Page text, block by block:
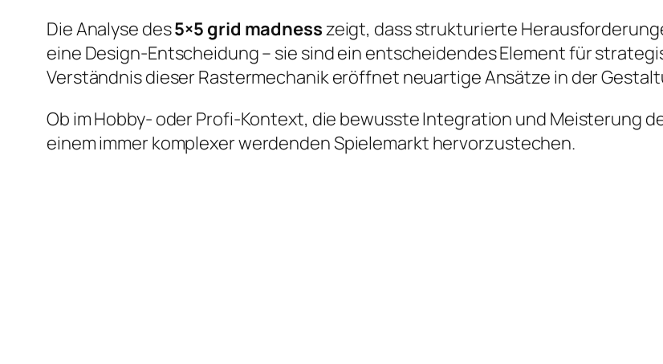
Die Analyse des5×5 grid madnesszeigt, dass strukturierte
eine Design-Entscheidung – sie sind ein entscheidendes Element für
Verständnis dieser Rastermechanik eröffnet neuartige Ansätze in der
Ob im Hobby- oder Profi-Kontext, die bewusste Integration und Meisterung
einem immer komplexer werdenden Spielemarkt hervorzustechen.